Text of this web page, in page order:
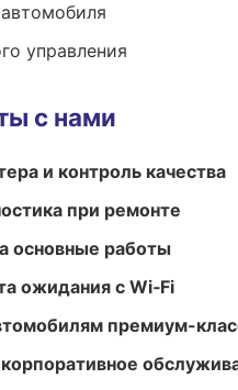
управления
с нами
и контроль качества
при ремонте
основные работы
ожидания с Wi‑Fi
премиум-